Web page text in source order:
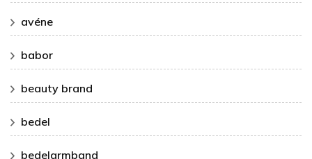
avéne
babor
beauty brand
bedel
bedelarmband